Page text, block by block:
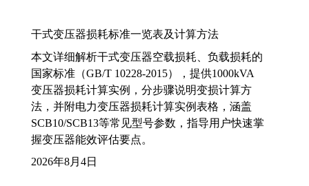
干式变压器损耗标准一览表及计算方法
本文详细解析干式变压器空载损耗、负载损耗的
国家标准（GB/T 10228-2015），提供1000kVA
变压器损耗计算实例，分步骤说明变损计算方
法，并附电力变压器损耗计算实例表格，涵盖
SCB10/SCB13等常见型号参数，指导用户快速掌
握变压器能效评估要点。
2026年8月4日